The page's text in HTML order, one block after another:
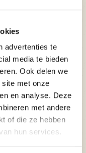
advertenties te
media te bieden
Ook delen we
met onze
en analyse. Deze
met andere
of die ze hebben
hun services.